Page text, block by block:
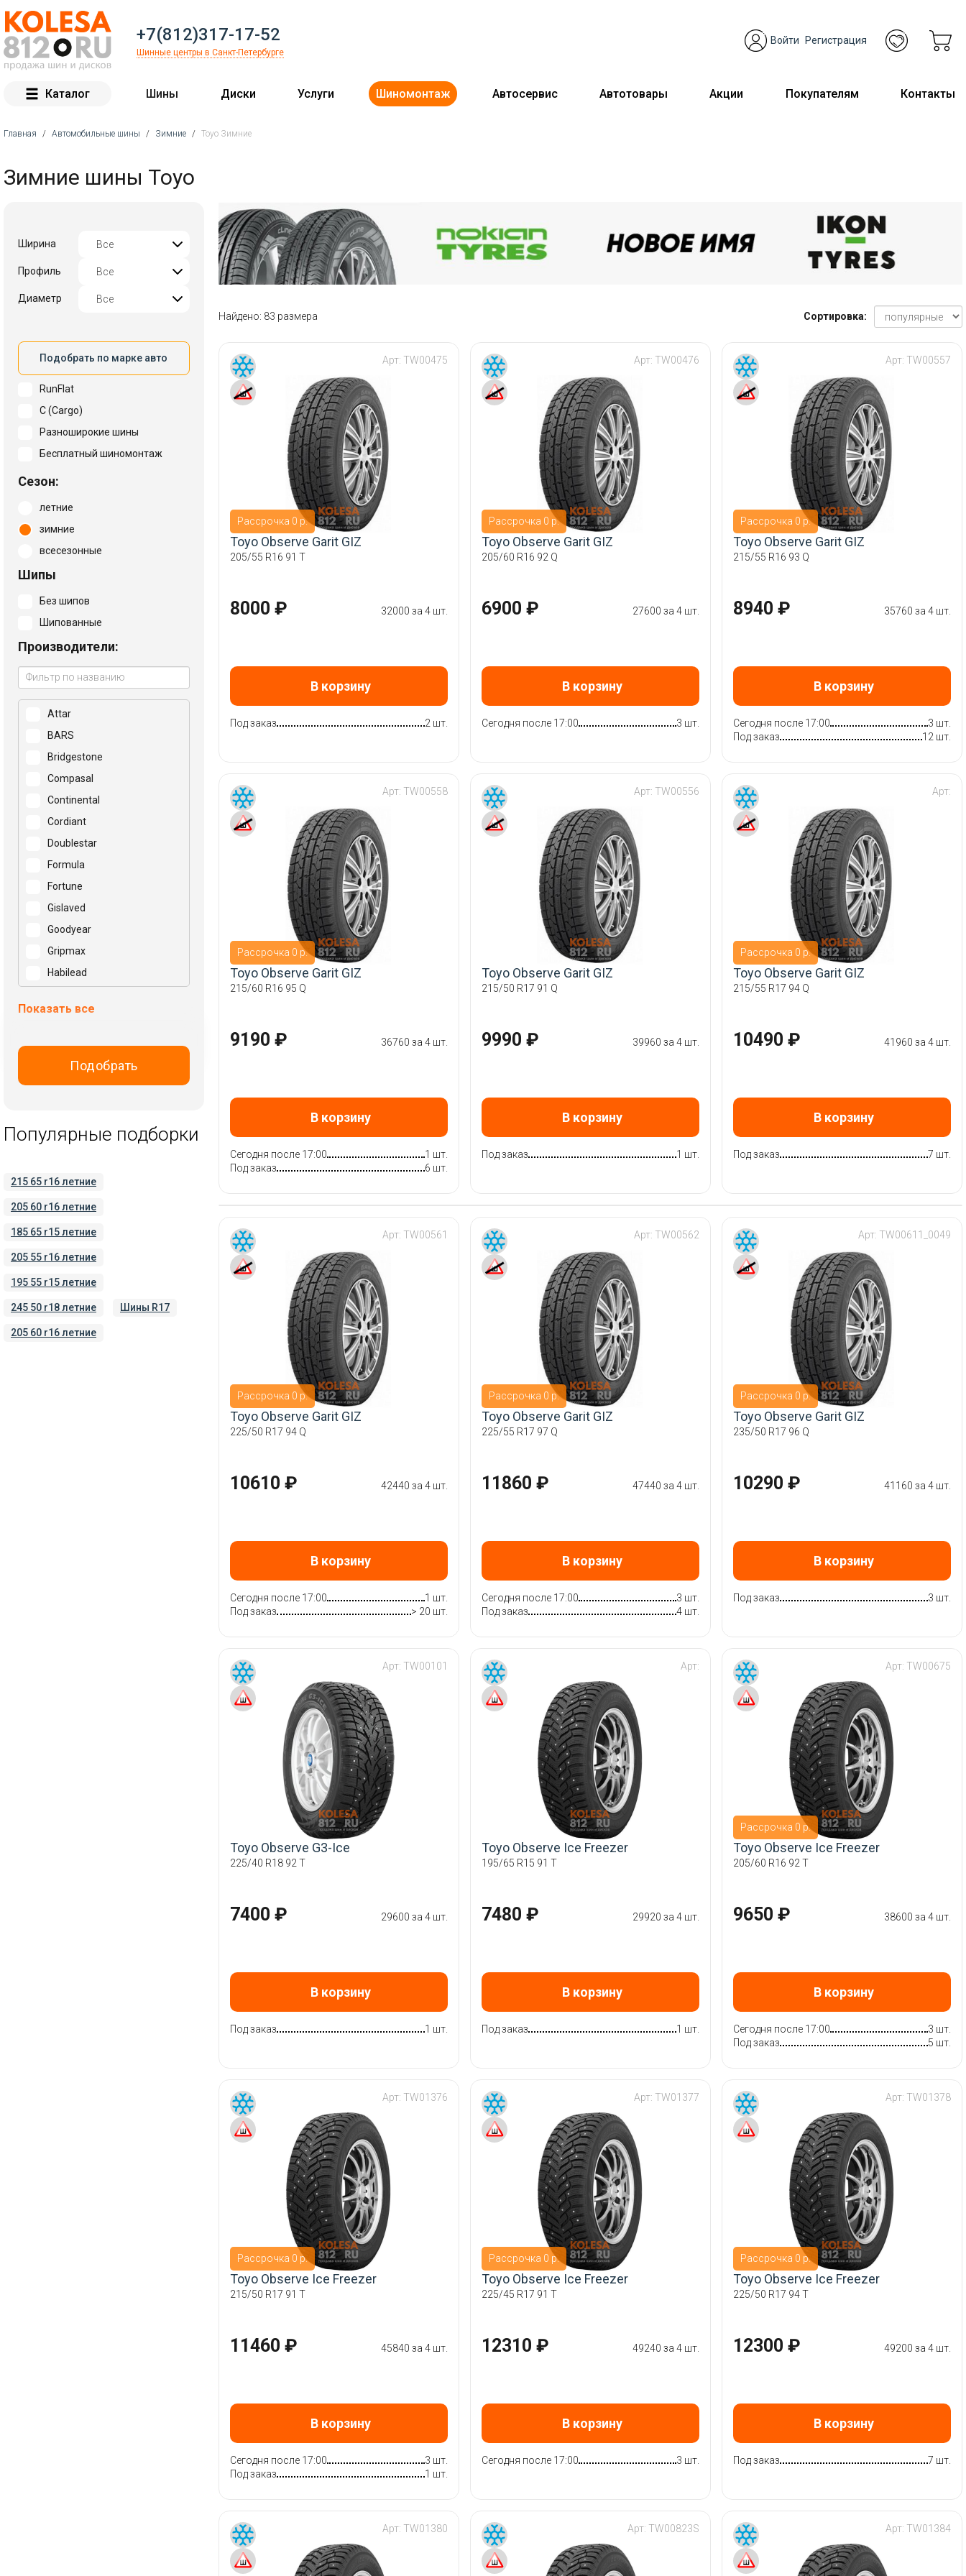
+7(812)317-17-52
Шинные центры в Санкт-Петербурге
Войти Регистрация
Каталог Шины Диски Услуги Шиномонтаж Автосервис Автотовары Акции Покупателям Контакты
Главная / Автомобильные шины / Зимние / Toyo Зимние
Зимние шины Toyo
Ширина
Профиль
Диаметр
Подобрать по марке авто
RunFlat
C (Cargo)
Разноширокие шины
Бесплатный шиномонтаж
Сезон:
летние
зимние
всесезонные
Шипы
Без шипов
Шипованные
Производители:
Attar
BARS
Bridgestone
Compasal
Continental
Cordiant
Doublestar
Formula
Fortune
Gislaved
Goodyear
Gripmax
Habilead
Hifly
Kapsen
Laufenn
Maxxis
Michelin
Nexen
Nokian Tyres
Roadcruza
Показать все
Подобрать
Популярные подборки
215 65 r16 летние
205 60 r16 летние
185 65 r15 летние
205 55 r16 летние
195 55 r15 летние
245 50 r18 летние Шины R17
205 60 r16 летние
Найдено: 83 размера Сортировка:
Рассрочка 0 р.
Арт: TW00475
Toyo Observe Garit GIZ
205/55 R16 91 T
8000 ₽ 32000 за 4 шт.
В корзину
Под заказ 2 шт.
Рассрочка 0 р.
Арт: TW00476
Toyo Observe Garit GIZ
205/60 R16 92 Q
6900 ₽ 27600 за 4 шт.
В корзину
Сегодня после 17:00 3 шт.
Рассрочка 0 р.
Арт: TW00557
Toyo Observe Garit GIZ
215/55 R16 93 Q
8940 ₽ 35760 за 4 шт.
В корзину
Сегодня после 17:00
3 шт.
Под заказ
12 шт.
Рассрочка 0 р.
Арт: TW00558
Toyo Observe Garit GIZ
215/60 R16 95 Q
9190 ₽ 36760 за 4 шт.
В корзину
Сегодня после 17:00
1 шт.
Под заказ
6 шт.
Арт: TW00556
Toyo Observe Garit GIZ
215/50 R17 91 Q
9990 ₽ 39960 за 4 шт.
В корзину
Под заказ 1 шт.
Рассрочка 0 р.
Арт:
Toyo Observe Garit GIZ
215/55 R17 94 Q
10490 ₽ 41960 за 4 шт.
В корзину
Под заказ 7 шт.
Рассрочка 0 р.
Арт: TW00561
Toyo Observe Garit GIZ
225/50 R17 94 Q
10610 ₽ 42440 за 4 шт.
В корзину
Сегодня после 17:00
1 шт.
Под заказ
> 20 шт.
Рассрочка 0 р.
Арт: TW00562
Toyo Observe Garit GIZ
225/55 R17 97 Q
11860 ₽ 47440 за 4 шт.
В корзину
Сегодня после 17:00
3 шт.
Под заказ
4 шт.
Рассрочка 0 р.
Арт: TW00611_0049
Toyo Observe Garit GIZ
235/50 R17 96 Q
10290 ₽ 41160 за 4 шт.
В корзину
Под заказ 3 шт.
Арт: TW00101
Toyo Observe G3-Ice
225/40 R18 92 T
7400 ₽ 29600 за 4 шт.
В корзину
Под заказ 1 шт.
Арт:
Toyo Observe Ice Freezer
195/65 R15 91 T
7480 ₽ 29920 за 4 шт.
В корзину
Под заказ 1 шт.
Рассрочка 0 р.
Арт: TW00675
Toyo Observe Ice Freezer
205/60 R16 92 T
9650 ₽ 38600 за 4 шт.
В корзину
Сегодня после 17:00
3 шт.
Под заказ
5 шт.
Рассрочка 0 р.
Арт: TW01376
Toyo Observe Ice Freezer
215/50 R17 91 T
11460 ₽ 45840 за 4 шт.
В корзину
Сегодня после 17:00
3 шт.
Под заказ
1 шт.
Рассрочка 0 р.
Арт: TW01377
Toyo Observe Ice Freezer
225/45 R17 91 T
12310 ₽ 49240 за 4 шт.
В корзину
Сегодня после 17:00 3 шт.
Рассрочка 0 р.
Арт: TW01378
Toyo Observe Ice Freezer
225/50 R17 94 T
12300 ₽ 49200 за 4 шт.
В корзину
Под заказ 7 шт.
Арт: TW01380 Арт: TW00823S Арт: TW01384